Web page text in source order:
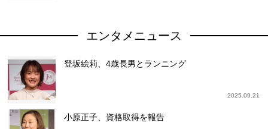
エンタメニュース
登坂絵莉、4歳長男とランニング
2025.09.21
小原正子、資格取得を報告